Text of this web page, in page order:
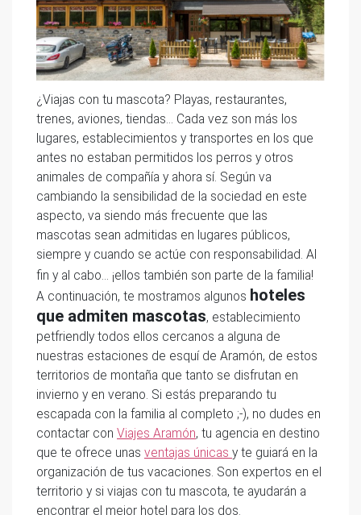
¿Viajas con tu mascota? Playas, restaurantes,
trenes, aviones, tiendas… Cada vez son más los
lugares, establecimientos y transportes en los que
antes no estaban permitidos los perros y otros
animales de compañía y ahora sí. Según va
cambiando la sensibilidad de la sociedad en este
aspecto, va siendo más frecuente que las
mascotas sean admitidas en lugares públicos,
siempre y cuando se actúe con responsabilidad. Al
fin y al cabo… ¡ellos también son parte de la familia!
A continuación, te mostramos algunos hoteles
que admiten mascotas, establecimiento
petfriendly todos ellos cercanos a alguna de
nuestras estaciones de esquí de Aramón, de estos
territorios de montaña que tanto se disfrutan en
invierno y en verano. Si estás preparando tu
escapada con la familia al completo ;-), no dudes en
contactar con Viajes Aramón, tu agencia en destino
que te ofrece unas ventajas únicas y te guiará en la
organización de tus vacaciones. Son expertos en el
territorio y si viajas con tu mascota, te ayudarán a
encontrar el mejor hotel para los dos.